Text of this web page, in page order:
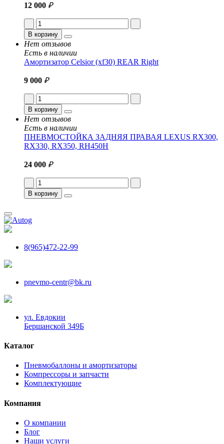
12 000 ₽
В корзину
Нет отзывов
Есть в наличии
Амортизатор Celsior (xf30) REAR Right
9 000 ₽
В корзину
Нет отзывов
Есть в наличии
ПНЕВМОСТОЙКА ЗАДНЯЯ ПРАВАЯ LEXUS RX300,
RX330, RX350, RH450H
24 000 ₽
В корзину
8(965)472-22-99
pnevmo-centr@bk.ru
ул. Евдокии
Бершанской 349Б
Каталог
Пневмобаллоны и амортизаторы
Компрессоры и запчасти
Комплектующие
Компания
О компании
Блог
Наши услуги